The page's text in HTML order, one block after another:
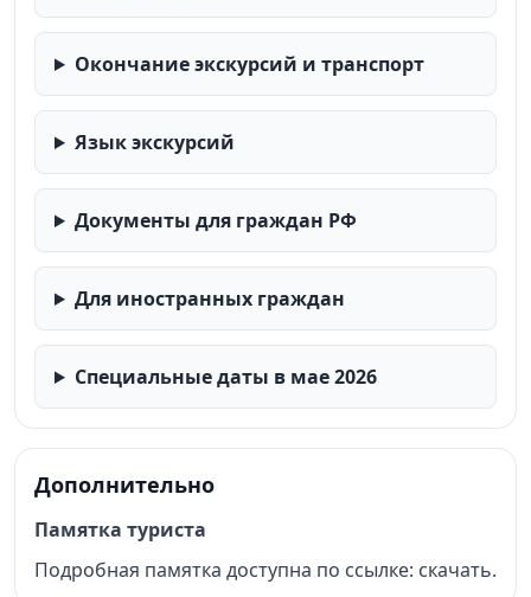
Окончание экскурсий и транспорт
Язык экскурсий
Документы для граждан РФ
Для иностранных граждан
Специальные даты в мае 2026
Дополнительно
Памятка туриста
Подробная памятка доступна по ссылке: скачать.